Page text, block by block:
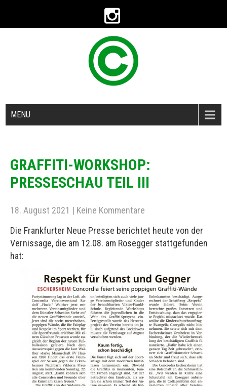
MENU
GRAFFITI-WORKSHOP:
PRESSESCHAU TEIL III
18. August 2021 | Keine Kommentare
Die Frankfurter Neue Presse berichtet heute von der
Vernissage, die am 12.08. am Rosegger stattgefunden
hat: